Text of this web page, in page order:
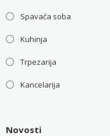
Spavaća soba
Kuhinja
Trpezarija
Kancelarija
Novosti